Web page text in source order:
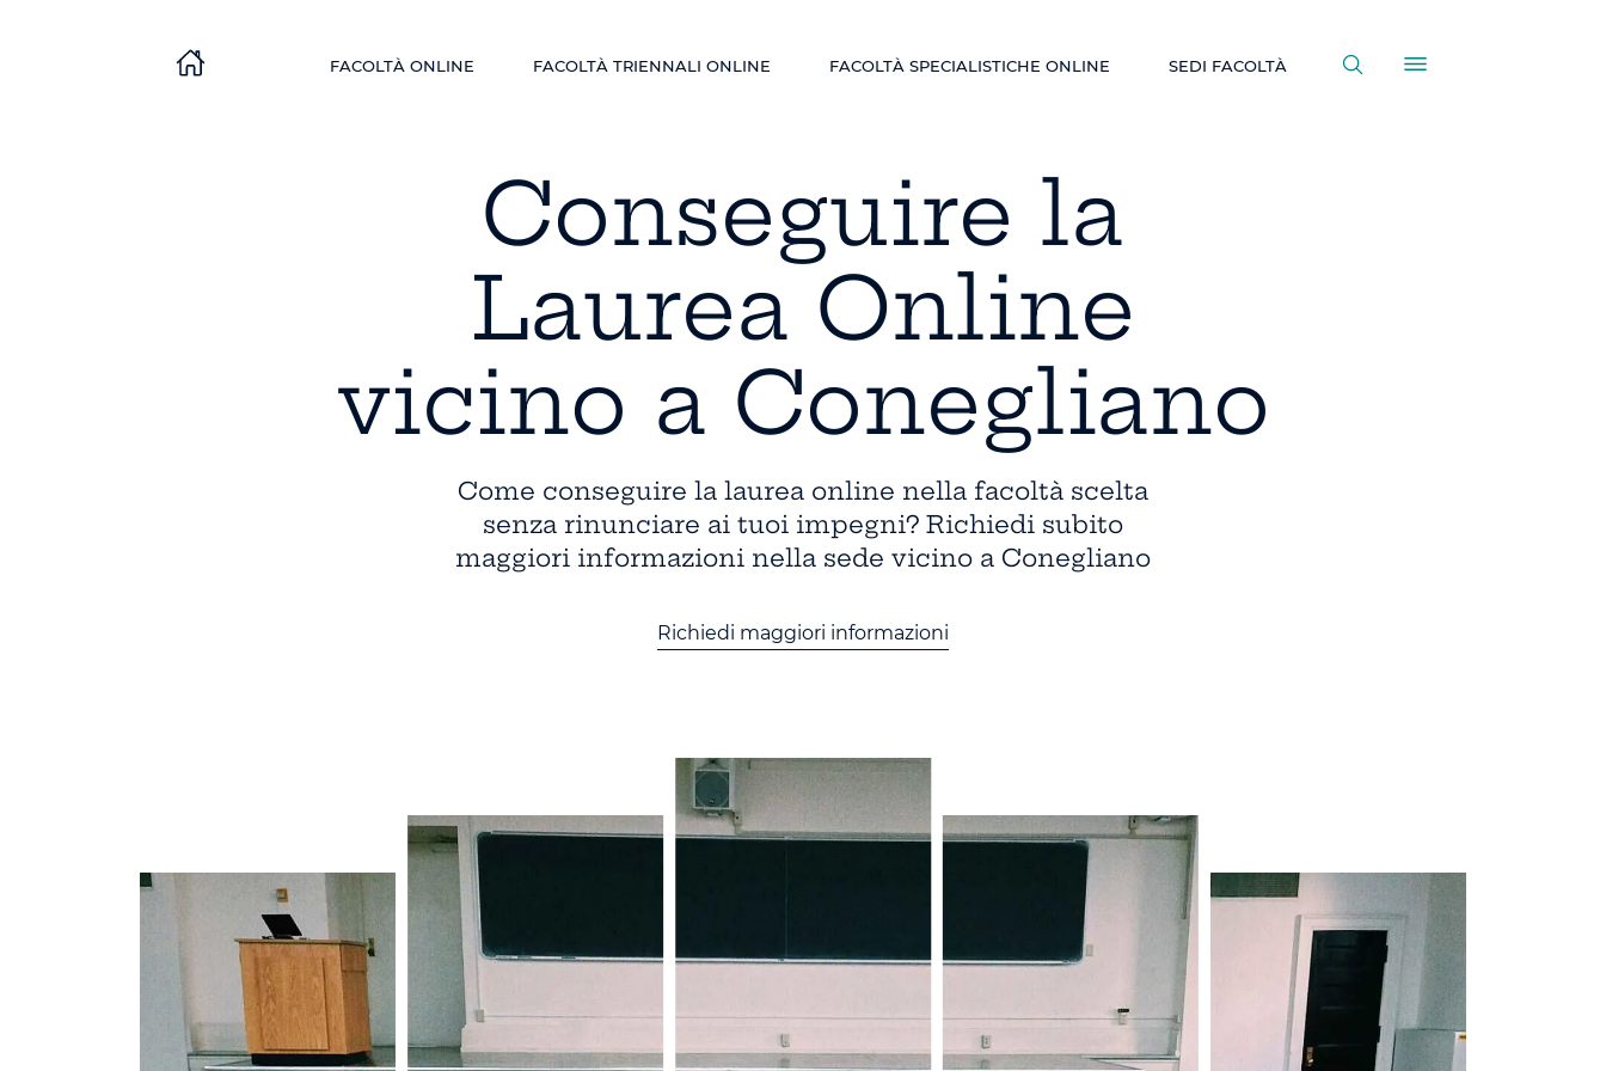
FACOLTÀ ONLINE FACOLTÀ TRIENNALI ONLINE FACOLTÀ SPECIALISTICHE ONLINE SEDI FACOLTÀ
Conseguire la
Laurea Online
vicino a Conegliano
Come conseguire la laurea online nella facoltà scelta
senza rinunciare ai tuoi impegni? Richiedi subito
maggiori informazioni nella sede vicino a Conegliano
Richiedi maggiori informazioni